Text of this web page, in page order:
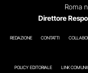
Roma
Direttore
REDAZIONE CONTATTI
POLICY EDITORIALE LINK